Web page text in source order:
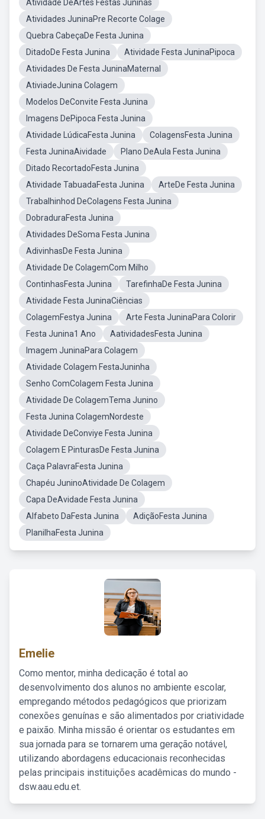
Atividade DeArtes Festas Juninas
Atividades JuninaPre Recorte Colage
Quebra CabeçaDe Festa Junina
DitadoDe Festa Junina
Atividade Festa JuninaPipoca
Atividades De Festa JuninaMaternal
AtiviadeJunina Colagem
Modelos DeConvite Festa Junina
Imagens DePipoca Festa Junina
Atividade LúdicaFesta Junina
ColagensFesta Junina
Festa JuninaAividade
Plano DeAula Festa Junina
Ditado RecortadoFesta Junina
Atividade TabuadaFesta Junina
ArteDe Festa Junina
Trabalhinhod DeColagens Festa Junina
DobraduraFesta Junina
Atividades DeSoma Festa Junina
AdivinhasDe Festa Junina
Atividade De ColagemCom Milho
ContinhasFesta Junina
TarefinhaDe Festa Junina
Atividade Festa JuninaCiências
ColagemFestya Junina
Arte Festa JuninaPara Colorir
Festa Junina1 Ano
AatividadesFesta Junina
Imagem JuninaPara Colagem
Atividade Colagem FestaJuninha
Senho ComColagem Festa Junina
Atividade De ColagemTema Junino
Festa Junina ColagemNordeste
Atividade DeConviye Festa Junina
Colagem E PinturasDe Festa Junina
Caça PalavraFesta Junina
Chapéu JuninoAtividade De Colagem
Capa DeAvidade Festa Junina
Alfabeto DaFesta Junina
AdiçãoFesta Junina
PlanilhaFesta Junina
Emelie
Como mentor, minha dedicação é total ao
desenvolvimento dos alunos no ambiente escolar,
empregando métodos pedagógicos que priorizam
conexões genuínas e são alimentados por criatividade
e paixão. Minha missão é orientar os estudantes em
sua jornada para se tornarem uma geração notável,
utilizando abordagens educacionais reconhecidas
pelas principais instituições acadêmicas do mundo -
dsw.aau.edu.et.